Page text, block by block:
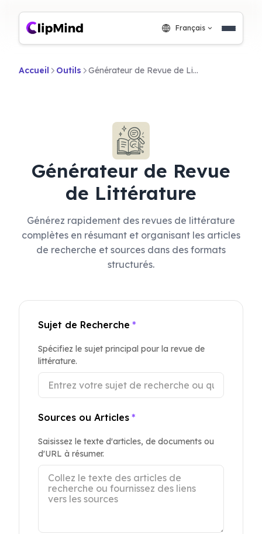
Français
Accueil Outils Générateur de Revue de Littérature
Générateur de Revue
de Littérature
Générez rapidement des revues de littérature
complètes en résumant et organisant les articles
de recherche et sources dans des formats
structurés.
Sujet de Recherche *
Spécifiez le sujet principal pour la revue de
littérature.
Sources ou Articles *
Saisissez le texte d'articles, de documents ou
d'URL à résumer.